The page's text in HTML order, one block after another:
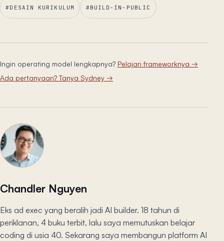
#DESAIN KURIKULUM #BUILD-IN-PUBLIC
Ingin operating model lengkapnya? Pelajari frameworknya →
Ada pertanyaan? Tanya Sydney →
Chandler Nguyen
Eks ad exec yang beralih jadi AI builder. 18 tahun di
periklanan, 4 buku terbit, lalu saya memutuskan belajar
coding di usia 40. Sekarang saya membangun platform AI